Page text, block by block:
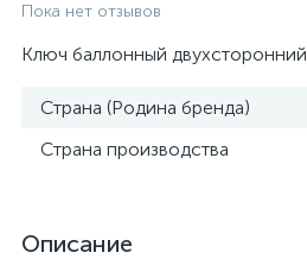
Пока нет отзывов
Ключ баллонный
Страна (Родина бренда)
Страна производства
Описание